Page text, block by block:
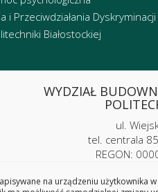
i Przeciwdziałania Dyskryminacji
Białostockiej
WYDZIAŁ
ul.
tel. centrala
REGON:
na urządzeniu